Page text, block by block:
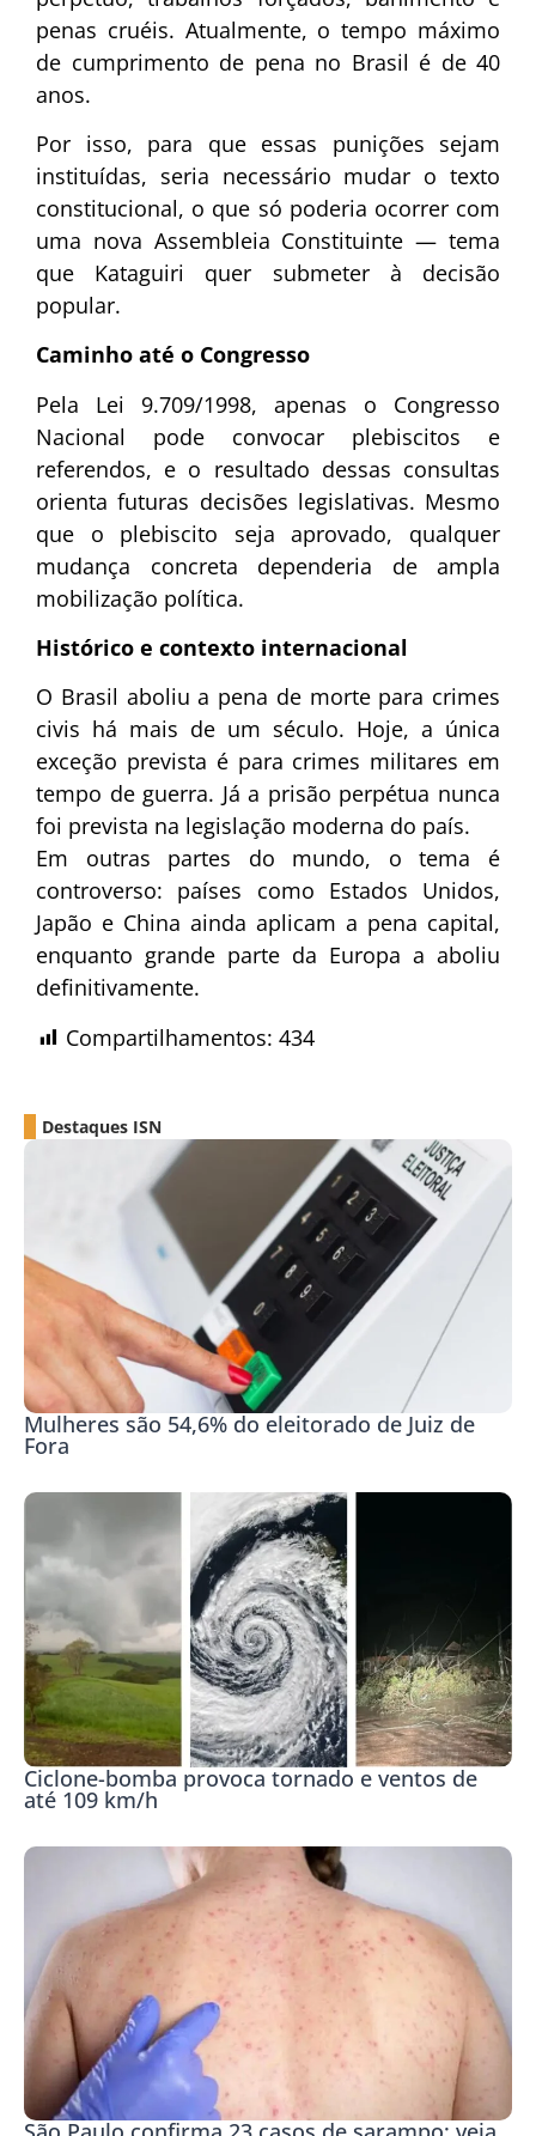
penas cruéis. Atualmente, o tempo máximo
de cumprimento de pena no Brasil é de 40
anos.
Por isso, para que essas punições sejam
instituídas, seria necessário mudar o texto
constitucional, o que só poderia ocorrer com
uma nova Assembleia Constituinte — tema
que Kataguiri quer submeter à decisão
popular.
Caminho até o Congresso
Pela Lei 9.709/1998, apenas o Congresso
Nacional pode convocar plebiscitos e
referendos, e o resultado dessas consultas
orienta futuras decisões legislativas. Mesmo
que o plebiscito seja aprovado, qualquer
mudança concreta dependeria de ampla
mobilização política.
Histórico e contexto internacional
O Brasil aboliu a pena de morte para crimes
civis há mais de um século. Hoje, a única
exceção prevista é para crimes militares em
tempo de guerra. Já a prisão perpétua nunca
foi prevista na legislação moderna do país.
Em outras partes do mundo, o tema é
controverso: países como Estados Unidos,
Japão e China ainda aplicam a pena capital,
enquanto grande parte da Europa a aboliu
definitivamente.
Compartilhamentos: 434
Destaques ISN
Mulheres são 54,6% do eleitorado de Juiz de
Fora
Ciclone-bomba provoca tornado e ventos de
até 109 km/h